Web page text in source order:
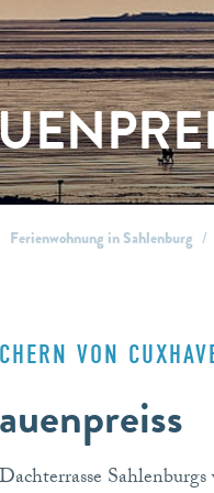
Ferienwohnung in Sahlenburg
VON